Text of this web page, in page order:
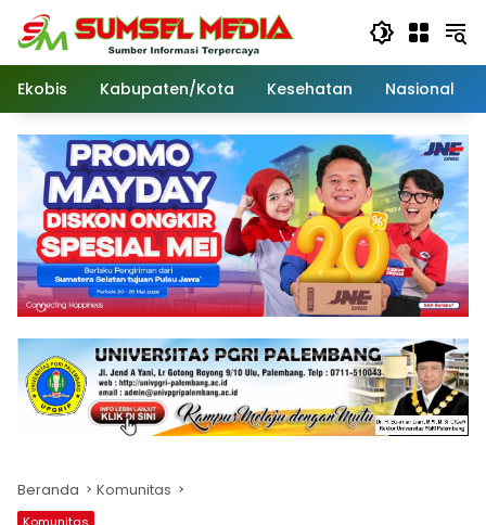
Langsung
konten
Ekobis
Kabupaten/Kota Kesehatan Nasional
Beranda Komunitas